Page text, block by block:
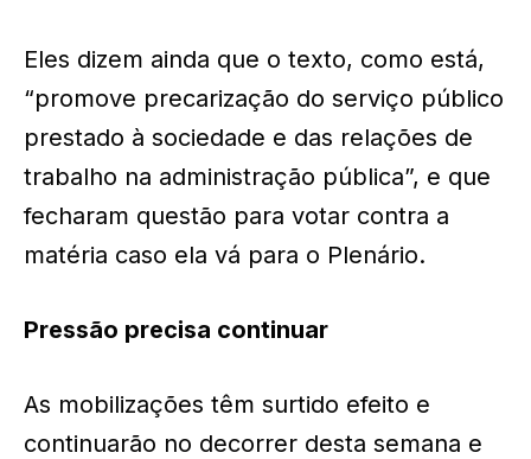
Eles dizem ainda que o texto, como está,
“promove precarização do serviço público
prestado à sociedade e das relações de
trabalho na administração pública”, e que
fecharam questão para votar contra a
matéria caso ela vá para o Plenário.
Pressão precisa continuar
As mobilizações têm surtido efeito e
continuarão no decorrer desta semana e